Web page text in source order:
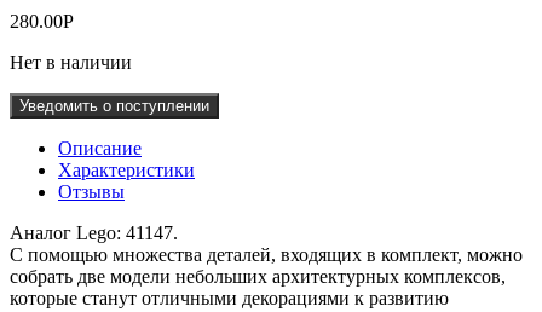
280.00Р
Нет в наличии
Уведомить о поступлении
Описание
Характеристики
Отзывы
Аналог Lego: 41147.
С помощью множества деталей, входящих в комплект, можно
собрать две модели небольших архитектурных комплексов,
которые станут отличными декорациями к развитию